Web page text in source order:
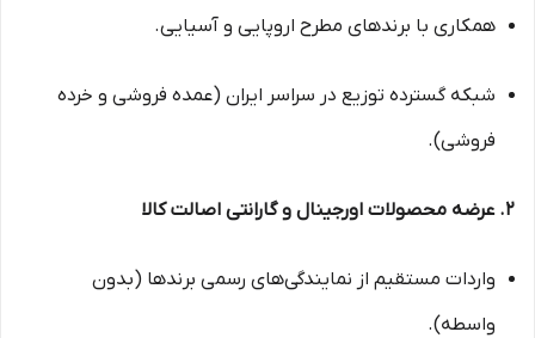
همکاری با برندهای مطرح اروپایی و آسیایی.
شبکه گسترده توزیع در سراسر ایران (عمده فروشی و خرده
فروشی).
۲. عرضه محصولات اورجینال و گارانتی اصالت کالا
واردات مستقیم از نمایندگی‌های رسمی برندها (بدون
واسطه).